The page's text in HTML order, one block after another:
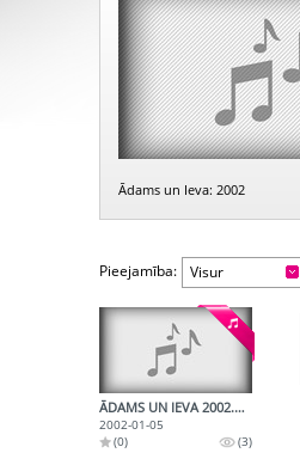
Ādams un Ieva: 2002
Pieejamība: Visur
ĀDAMS UN IEVA 2002.01.05.
2002-01-05
(0)
(3)